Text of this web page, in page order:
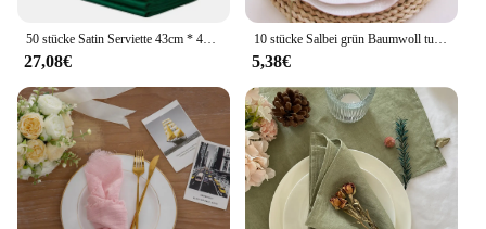
50 stücke Satin Serviette 43cm * 43cm Servier tisch Dekor Abendessen Handtuch für Hochzeits feier Home Hotel Weihnachts dekor Tischs ervietten grün
27,08€
10 stücke Salbei grün Baumwoll tuch Servietten Gaze für Hochzeits dekoration täglichen Gebrauch Abendessen Geschirr tuch Tisch Party Servietten 30x30cm
5,38€